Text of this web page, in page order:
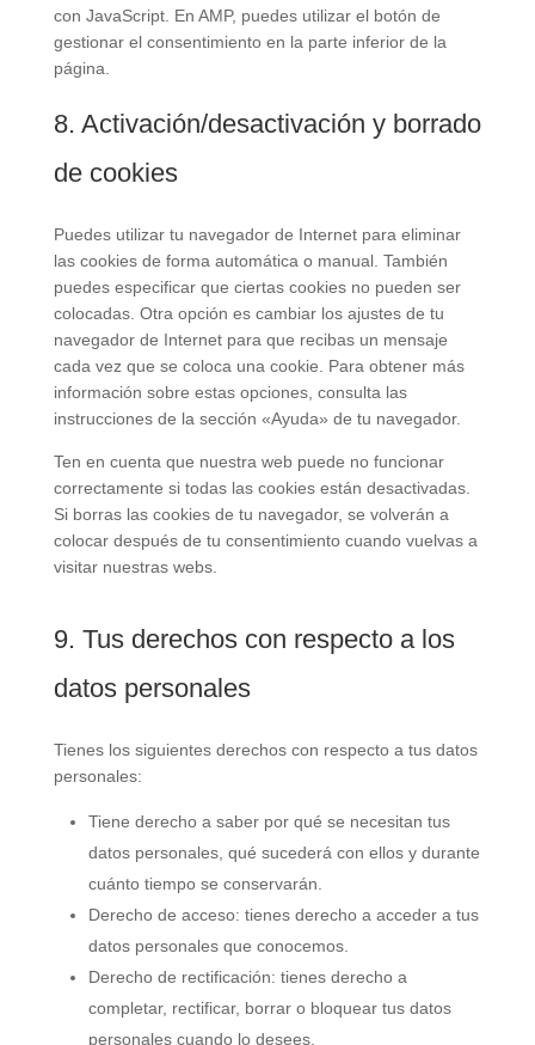
con JavaScript. En AMP, puedes utilizar el botón de
gestionar el consentimiento en la parte inferior de la
página.
8. Activación/desactivación y borrado
de cookies
Puedes utilizar tu navegador de Internet para eliminar
las cookies de forma automática o manual. También
puedes especificar que ciertas cookies no pueden ser
colocadas. Otra opción es cambiar los ajustes de tu
navegador de Internet para que recibas un mensaje
cada vez que se coloca una cookie. Para obtener más
información sobre estas opciones, consulta las
instrucciones de la sección «Ayuda» de tu navegador.
Ten en cuenta que nuestra web puede no funcionar
correctamente si todas las cookies están desactivadas.
Si borras las cookies de tu navegador, se volverán a
colocar después de tu consentimiento cuando vuelvas a
visitar nuestras webs.
9. Tus derechos con respecto a los
datos personales
Tienes los siguientes derechos con respecto a tus datos
personales:
Tiene derecho a saber por qué se necesitan tus
datos personales, qué sucederá con ellos y durante
cuánto tiempo se conservarán.
Derecho de acceso: tienes derecho a acceder a tus
datos personales que conocemos.
Derecho de rectificación: tienes derecho a
completar, rectificar, borrar o bloquear tus datos
personales cuando lo desees.